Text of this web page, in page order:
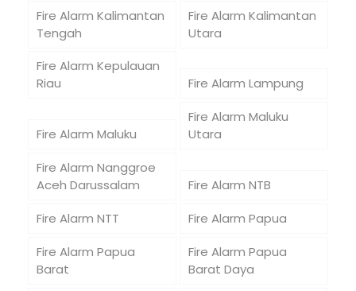
Fire Alarm Kalimantan
Tengah
Fire Alarm Kalimantan
Utara
Fire Alarm Kepulauan
Riau
Fire Alarm Lampung
Fire Alarm Maluku
Fire Alarm Maluku
Utara
Fire Alarm Nanggroe
Aceh Darussalam
Fire Alarm NTB
Fire Alarm NTT
Fire Alarm Papua
Fire Alarm Papua
Barat
Fire Alarm Papua
Barat Daya